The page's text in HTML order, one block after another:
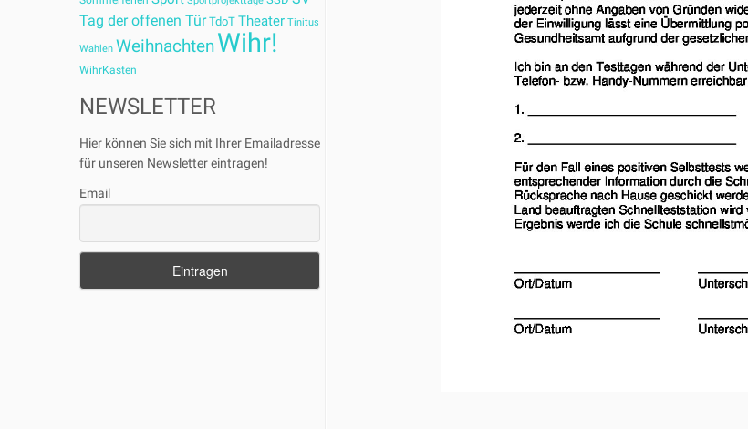
Tag der offenen Tür TdoT Theater Tinitus
Wahlen WeihnachtenWihr!
WihrKasten
NEWSLETTER
Hier können Sie sich mit Ihrer Emailadresse
für unseren Newsletter eintragen!
Email